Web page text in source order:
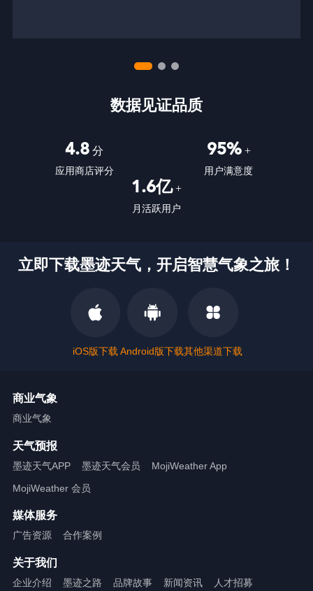
数据见证品质
4.8 分
应用商店评分
95%+
用户满意度
1.6亿+
月活跃用户
立即下载墨迹天气，开启智慧气象之旅！
iOS版下载 Android版下载其他渠道下载
商业气象
商业气象
天气预报
墨迹天气APP 墨迹天气会员
MojiWeather App
MojiWeather 会员
媒体服务
广告资源 合作案例
关于我们
企业介绍 墨迹之路 品牌故事 新闻资讯 人才招募